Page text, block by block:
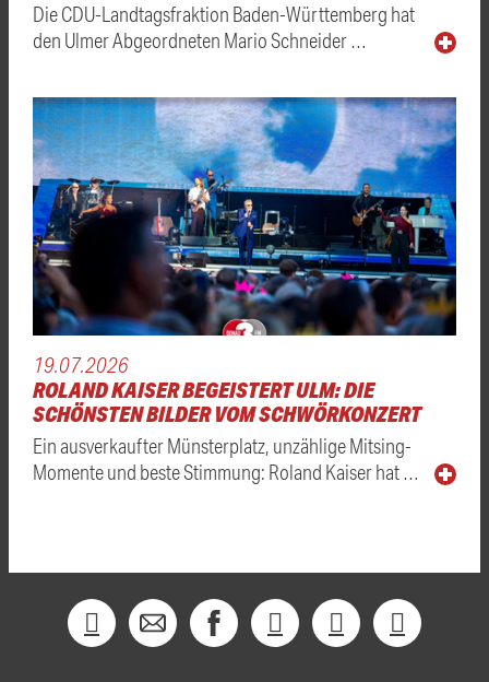
Die CDU-Landtagsfraktion Baden-Württemberg hat
den Ulmer Abgeordneten Mario Schneider …
19.07.2026
ROLAND KAISER BEGEISTERT ULM: DIE
SCHÖNSTEN BILDER VOM SCHWÖRKONZERT
Ein ausverkaufter Münsterplatz, unzählige Mitsing-
Momente und beste Stimmung: Roland Kaiser hat …